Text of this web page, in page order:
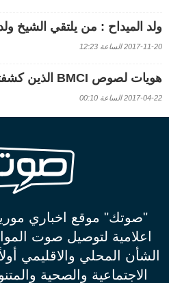
ولد الميداح : من يلتقي الشيخ
2017-11-20 الساعة 12:23
هويات لصوص BMCI الذين كشفتهم إمرأة
2017-04-22 الساعة 00:10
"صوتك" موقع اخباري
اعلامية لتوصيل صوت
الشأن المحلي والاقليمي
الاجتماعية والصحية